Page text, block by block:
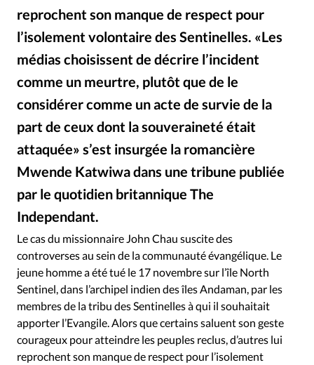
reprochent son manque de respect pour
l’isolement volontaire des Sentinelles. «Les
médias choisissent de décrire l’incident
comme un meurtre, plutôt que de le
considérer comme un acte de survie de la
part de ceux dont la souveraineté était
attaquée» s’est insurgée la romancière
Mwende Katwiwa dans une tribune publiée
par le quotidien britannique The
Independant.
Le cas du missionnaire John Chau suscite des
controverses au sein de la communauté évangélique. Le
jeune homme a été tué le 17 novembre sur l’île North
Sentinel, dans l’archipel indien des îles Andaman, par les
membres de la tribu des Sentinelles à qui il souhaitait
apporter l’Evangile. Alors que certains saluent son geste
courageux pour atteindre les peuples reclus, d’autres lui
reprochent son manque de respect pour l’isolement